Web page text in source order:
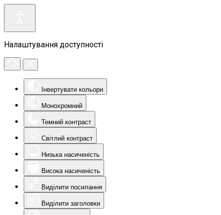
Налаштування доступності
Інвертувати кольори
Монохромний
Темний контраст
Світлий контраст
Низька насиченість
Висока насиченість
Виділити посилання
Виділити заголовки